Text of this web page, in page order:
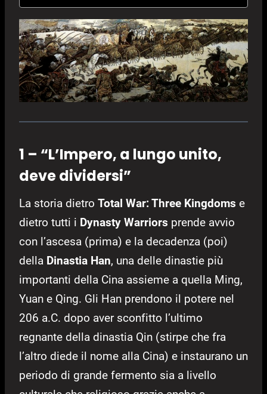
1 – “L’Impero, a lungo unito,
deve dividersi”
La storia dietro Total War: Three Kingdoms e
dietro tutti i Dynasty Warriors prende avvio
con l’ascesa (prima) e la decadenza (poi)
della Dinastia Han, una delle dinastie più
importanti della Cina assieme a quella Ming,
Yuan e Qing. Gli Han prendono il potere nel
206 a.C. dopo aver sconfitto l’ultimo
regnante della dinastia Qin (stirpe che fra
l’altro diede il nome alla Cina) e instaurano un
periodo di grande fermento sia a livello